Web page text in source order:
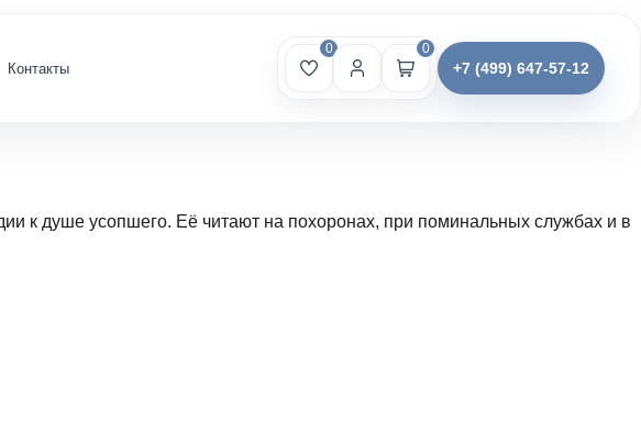
Контакты
0 0
+7 (499) 647-57-12
к душе усопшего. Её читают на похоронах, при поминальных службах и в